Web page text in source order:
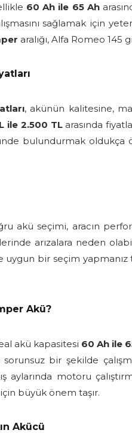
60 Ah ile 65 Ah
sağlamak için
aralığı, Alfa Romeo
, akünün kalitesine,
ile 2.500 TLarasında
bulundurmak oldukça
akü seçimi, aracın
arızalara neden
bir seçim yapmanız
Akü?
akü kapasitesi 60 Ah ile
bir şekilde
aylarında motoru
büyük önem taşır.
Akücü